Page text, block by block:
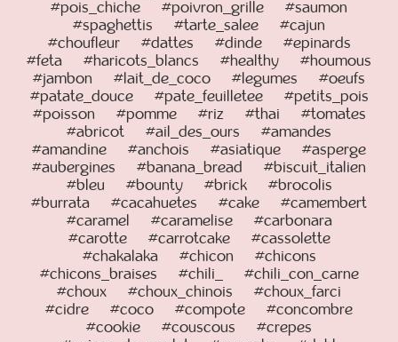
#pois_chiche
#poivron_grille
#saumon
#spaghettis
#tarte_salee
#cajun
#choufleur
#dattes #dinde
#epinards
#feta
#haricots_blancs #healthy
#houmous
#jambon
#lait_de_coco #legumes
#oeufs
#patate_douce
#pate_feuilletee
#petits_pois
#poisson
#pomme #riz #thai
#tomates
#abricot
#ail_des_ours
#amandes
#amandine
#anchois #asiatique
#asperge
#aubergines
#banana_bread
#biscuit_italien
#bleu
#bounty #brick
#brocolis
#burrata
#cacahuetes #cake
#camembert
#caramel
#caramelise
#carbonara
#carotte
#carrotcake
#cassolette
#chakalaka
#chicon
#chicons
#chicons_braises
#chili_
#chili_con_carne
#choux
#choux_chinois
#choux_farci
#cidre
#coco #compote
#concombre
#cookie
#couscous
#crepes